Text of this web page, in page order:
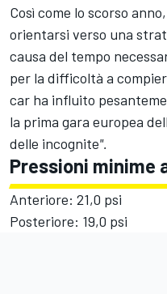
Così come lo scorso
orientarsi verso una
causa del tempo
per la difficoltà a
car ha influito
la prima gara europea
delle incognite".
Pressioni minime
Anteriore: 21,0 psi
Posteriore: 19,0 psi